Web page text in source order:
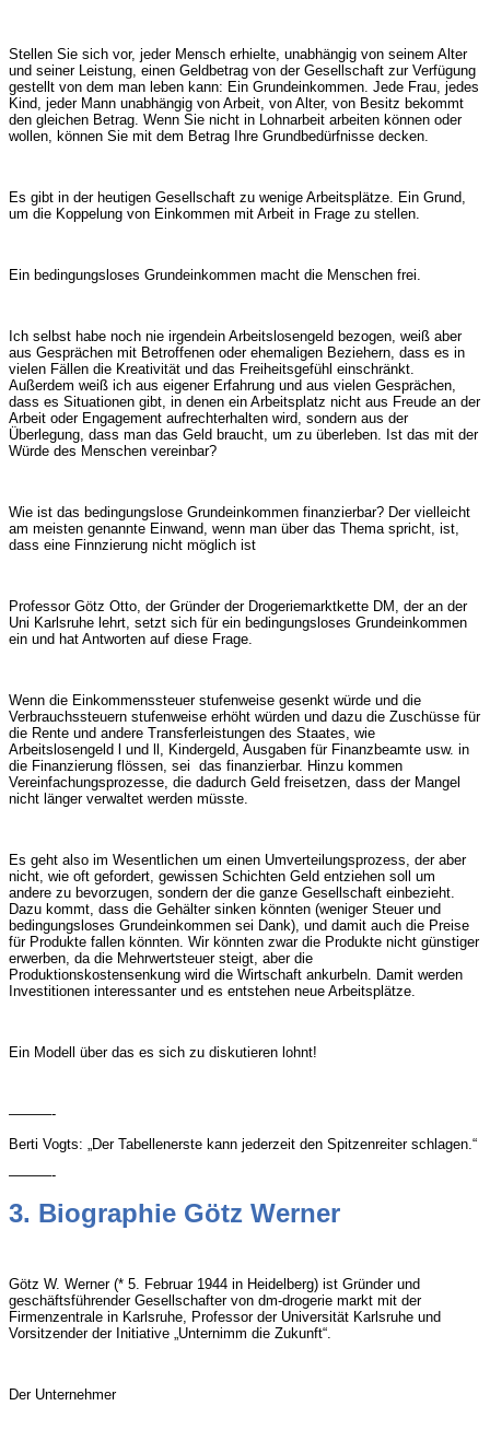
Stellen Sie sich vor, jeder Mensch erhielte, unabhängig von seinem Alter
und seiner Leistung, einen Geldbetrag von der Gesellschaft zur Verfügung
gestellt von dem man leben kann: Ein Grundeinkommen. Jede Frau, jedes
Kind, jeder Mann unabhängig von Arbeit, von Alter, von Besitz bekommt
den gleichen Betrag. Wenn Sie nicht in Lohnarbeit arbeiten können oder
wollen, können Sie mit dem Betrag Ihre Grundbedürfnisse decken.
Es gibt in der heutigen Gesellschaft zu wenige Arbeitsplätze. Ein Grund,
um die Koppelung von Einkommen mit Arbeit in Frage zu stellen.
Ein bedingungsloses Grundeinkommen macht die Menschen frei.
Ich selbst habe noch nie irgendein Arbeitslosengeld bezogen, weiß aber
aus Gesprächen mit Betroffenen oder ehemaligen Beziehern, dass es in
vielen Fällen die Kreativität und das Freiheitsgefühl einschränkt.
Außerdem weiß ich aus eigener Erfahrung und aus vielen Gesprächen,
dass es Situationen gibt, in denen ein Arbeitsplatz nicht aus Freude an der
Arbeit oder Engagement aufrechterhalten wird, sondern aus der
Überlegung, dass man das Geld braucht, um zu überleben. Ist das mit der
Würde des Menschen vereinbar?
Wie ist das bedingungslose Grundeinkommen finanzierbar? Der vielleicht
am meisten genannte Einwand, wenn man über das Thema spricht, ist,
dass eine Finnzierung nicht möglich ist
Professor Götz Otto, der Gründer der Drogeriemarktkette DM, der an der
Uni Karlsruhe lehrt, setzt sich für ein bedingungsloses Grundeinkommen
ein und hat Antworten auf diese Frage.
Wenn die Einkommenssteuer stufenweise gesenkt würde und die
Verbrauchssteuern stufenweise erhöht würden und dazu die Zuschüsse für
die Rente und andere Transferleistungen des Staates, wie
Arbeitslosengeld l und ll, Kindergeld, Ausgaben für Finanzbeamte usw. in
die Finanzierung flössen, sei das finanzierbar. Hinzu kommen
Vereinfachungsprozesse, die dadurch Geld freisetzen, dass der Mangel
nicht länger verwaltet werden müsste.
Es geht also im Wesentlichen um einen Umverteilungsprozess, der aber
nicht, wie oft gefordert, gewissen Schichten Geld entziehen soll um
andere zu bevorzugen, sondern der die ganze Gesellschaft einbezieht.
Dazu kommt, dass die Gehälter sinken könnten (weniger Steuer und
bedingungsloses Grundeinkommen sei Dank), und damit auch die Preise
für Produkte fallen könnten. Wir könnten zwar die Produkte nicht günstiger
erwerben, da die Mehrwertsteuer steigt, aber die
Produktionskostensenkung wird die Wirtschaft ankurbeln. Damit werden
Investitionen interessanter und es entstehen neue Arbeitsplätze.
Ein Modell über das es sich zu diskutieren lohnt!
———-
Berti Vogts: „Der Tabellenerste kann jederzeit den Spitzenreiter schlagen.“
———-
3. Biographie Götz Werner
Götz W. Werner (* 5. Februar 1944 in Heidelberg) ist Gründer und
geschäftsführender Gesellschafter von dm-drogerie markt mit der
Firmenzentrale in Karlsruhe, Professor der Universität Karlsruhe und
Vorsitzender der Initiative „Unternimm die Zukunft“.
Der Unternehmer